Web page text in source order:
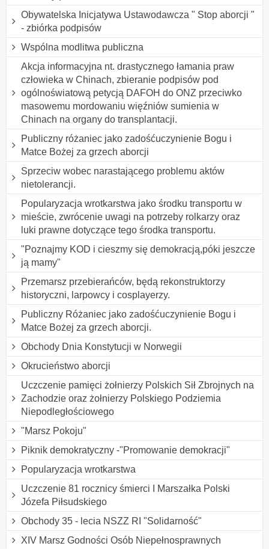
Obywatelska Inicjatywa Ustawodawcza " Stop aborcji "
- zbiórka podpisów
Wspólna modlitwa publiczna
Akcja informacyjna nt. drastycznego łamania praw
człowieka w Chinach, zbieranie podpisów pod
ogólnoświatową petycją DAFOH do ONZ przeciwko
masowemu mordowaniu więźniów sumienia w
Chinach na organy do transplantacji.
Publiczny różaniec jako zadośćuczynienie Bogu i
Matce Bożej za grzech aborcji
Sprzeciw wobec narastającego problemu aktów
nietolerancji.
Popularyzacja wrotkarstwa jako środku transportu w
mieście, zwrócenie uwagi na potrzeby rolkarzy oraz
luki prawne dotyczące tego środka transportu.
"Poznajmy KOD i cieszmy się demokracją,póki jeszcze
ją mamy"
Przemarsz przebierańców, będą rekonstruktorzy
historyczni, larpowcy i cosplayerzy.
Publiczny Różaniec jako zadośćuczynienie Bogu i
Matce Bożej za grzech aborcji.
Obchody Dnia Konstytucji w Norwegii
Okrucieństwo aborcji
Uczczenie pamięci żołnierzy Polskich Sił Zbrojnych na
Zachodzie oraz żołnierzy Polskiego Podziemia
Niepodległościowego
"Marsz Pokoju"
Piknik demokratyczny -"Promowanie demokracji"
Popularyzacja wrotkarstwa
Uczczenie 81 rocznicy śmierci I Marszałka Polski
Józefa Piłsudskiego
Obchody 35 - lecia NSZZ RI "Solidarność"
XIV Marsz Godności Osób Niepełnosprawnych